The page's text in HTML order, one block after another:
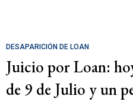
DESAPARICIÓN DE LOAN
Juicio por Loan:
de 9 de Julio y un